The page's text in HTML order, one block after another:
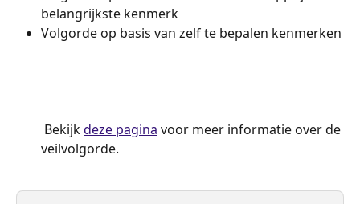
belangrijkste kenmerk
Volgorde op basis van zelf te bepalen kenmerken
​ Bekijk deze pagina voor meer informatie over de
veilvolgorde.